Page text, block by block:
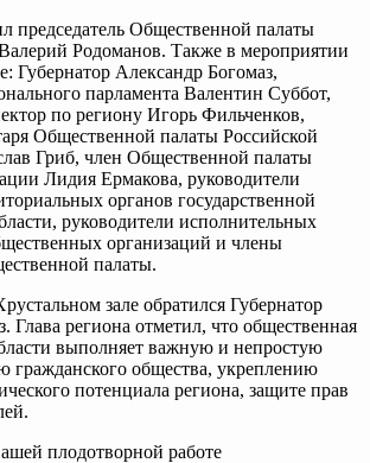
председатель Общественной палаты
Родоманов. Также в мероприятии
Губернатор Александр Богомаз,
парламента Валентин Суббот,
по региону Игорь Фильченков,
Общественной палаты Российской
Гриб, член Общественной палаты
Лидия Ермакова, руководители
органов государственной
руководители исполнительных
организаций и члены
палаты.
зале обратился Губернатор
Глава региона отметил, что общественная
выполняет важную и непростую
гражданского общества, укреплению
потенциала региона, защите прав
плодотворной работе